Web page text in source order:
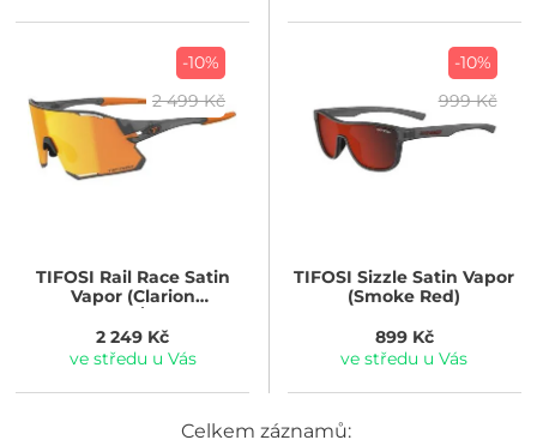
-10%
2 499 Kč
TIFOSI Rail Race Satin
Vapor (Clarion
Orange/Clear)
2 249 Kč
ve středu u Vás
-10%
999 Kč
TIFOSI Sizzle Satin Vapor
(Smoke Red)
899 Kč
ve středu u Vás
Celkem záznamů: